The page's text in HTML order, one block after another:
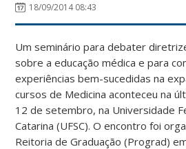
18/09/2014 08:43
Um seminário para debater
sobre a educação médica e para
experiências bem-sucedidas na
cursos de Medicina aconteceu na
12 de setembro, na Universidade
Catarina (UFSC). O encontro foi
Reitoria de Graduação (Prograd)